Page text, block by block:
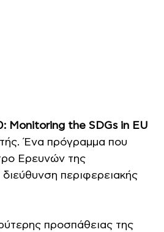
Monitoring the SDGs in EU
Ένα πρόγραμμα που
Ερευνών της
περιφερειακής
προσπάθειας της